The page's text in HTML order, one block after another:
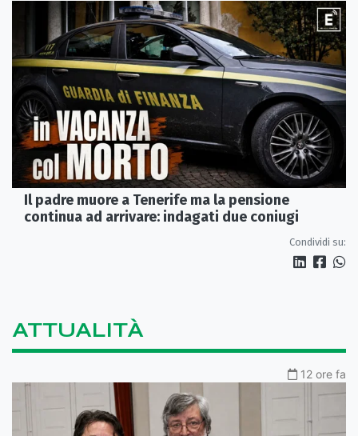
Il padre muore a Tenerife ma la pensione
continua ad arrivare: indagati due coniugi
Condividi su:
ATTUALITÀ
12 ore fa